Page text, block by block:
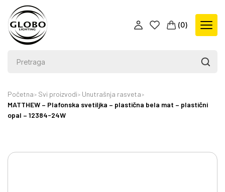
(0)
Početna Svi proizvodi
Unutrašnja rasveta
MATTHEW – Plafonska svetiljka – plastična bela mat – plastični
opal – 12384-24W